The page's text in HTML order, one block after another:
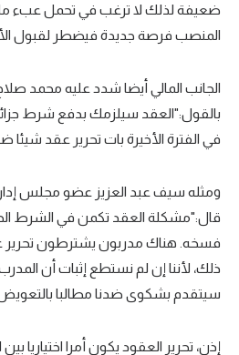
ضعيفة لذلك لا ترغب في تحمل عبء
المنصب فرصة جديدة فيضطر لقبول
الجانب المالي أيضا شدد عليه محمد
بالقول:"العقد سيلزمك بدفع شرط
في الفترة الأخيرة بات تحرير عقد شيئا
ومثله سيف عبد العزيز عضو مجلس
قال:"مشكلة العقد تكمن في الشرط
فسخه. هناك مدربون يشترطون تحرير
ذلك، لأننا إن لم نستطع إثبات أن
سيتقدم بشكوى ضدنا مطالبا
إذن، تحرير العقود يكون أمرا اختياريا